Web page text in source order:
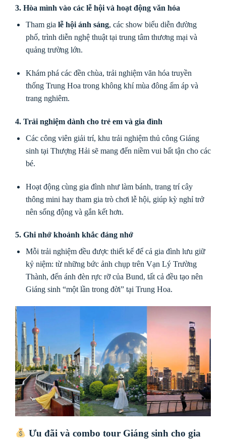
3. Hòa mình vào các lễ hội và hoạt động văn hóa
Tham gia lễ hội ánh sáng, các show biểu diễn đường
phố, trình diễn nghệ thuật tại trung tâm thương mại và
quảng trường lớn.
Khám phá các đền chùa, trải nghiệm văn hóa truyền
thống Trung Hoa trong không khí mùa đông ấm áp và
trang nghiêm.
4. Trải nghiệm dành cho trẻ em và gia đình
Các công viên giải trí, khu trải nghiệm thủ công Giáng
sinh tại Thượng Hải sẽ mang đến niềm vui bất tận cho các
bé.
Hoạt động cùng gia đình như làm bánh, trang trí cây
thông mini hay tham gia trò chơi lễ hội, giúp kỳ nghỉ trở
nên sống động và gắn kết hơn.
5. Ghi nhớ khoảnh khắc đáng nhớ
Mỗi trải nghiệm đều được thiết kế để cả gia đình lưu giữ
kỷ niệm: từ những bức ảnh chụp trên Vạn Lý Trường
Thành, đến ánh đèn rực rỡ của Bund, tất cả đều tạo nên
Giáng sinh “một lần trong đời” tại Trung Hoa.
Ưu đãi và combo tour Giáng sinh cho gia